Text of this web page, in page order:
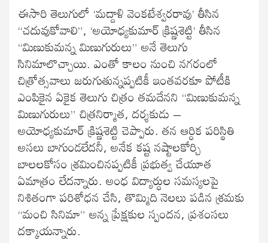
ఈసారి తెలుగులో ‘మద్దాళి వెంకటేశ్వరరావు’ తీసిన
“చదువుకోవాలి”, ‘అయోధ్యకుమార్ క్రిష్ణశెట్టి’ తీసిన
“మిణుకుమన్న మిణుగురులు” అనే తెలుగు
సినిమాలొచ్చాయి. ఎంతో కాలం నుంచి నగరంలో
చిత్రోత్సవాలు జరుగుతున్నప్పటికీ ఇంతవరకూ పోటీకి
ఎంపికైన ఏకైక తెలుగు చిత్రం తమదేనని “మిణుకుమన్న
మిణుగురులు” చిత్రనిర్మాత, దర్శకుడు –
అయోధ్యకుమార్ క్రిష్ణశెట్టి చెప్పారు. తన ఆర్ధిక పరిస్థితి
అసలు బాగుండలేదనీ, అనేక కష్ట నష్టాలకోర్చి
బాలలకోసం శ్రమించినప్పటికీ ప్రభుత్వ చేయూత
ఏమాత్రం లేదన్నారు. అంధ విద్యార్ధుల సమస్యలపై
నిశితంగా పరిశోధన చేసి, తొమ్మిది నెలలు పడిన శ్రమకు
“మంచి సినిమా” అన్న ప్రేక్షకుల స్పందన, ప్రశంసలు
దక్కాయన్నారు.